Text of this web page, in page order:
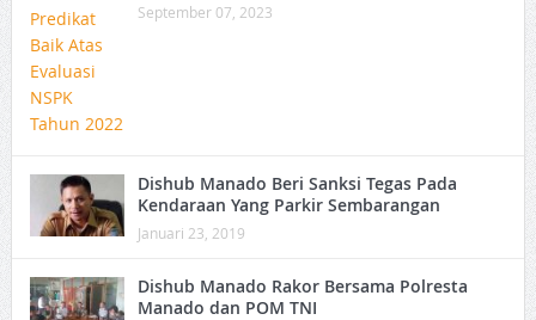
September 07, 2023
Dishub Manado Beri Sanksi Tegas Pada
Kendaraan Yang Parkir Sembarangan
Januari 23, 2019
Dishub Manado Rakor Bersama Polresta
Manado dan POM TNI